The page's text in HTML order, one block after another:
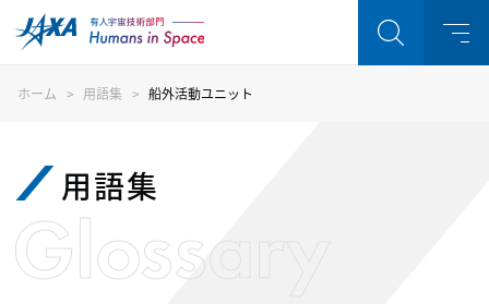
ホーム 用語集 船外活動ユニット
用語集
Glossary